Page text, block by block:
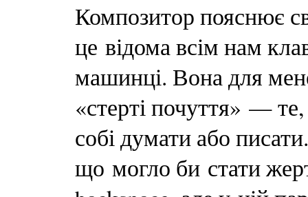
Композитор пояснює
це відома всім нам
машинці. Вона для
«стерті почуття» —
собі думати або
що могло би стати